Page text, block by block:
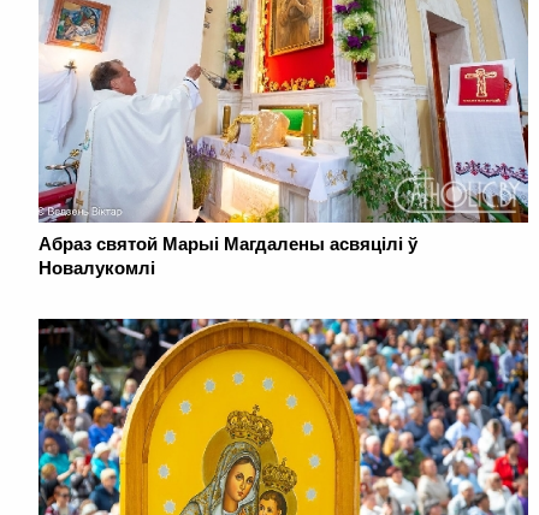
Абраз святой Марыі Магдалены асвяцілі ў
Новалукомлі